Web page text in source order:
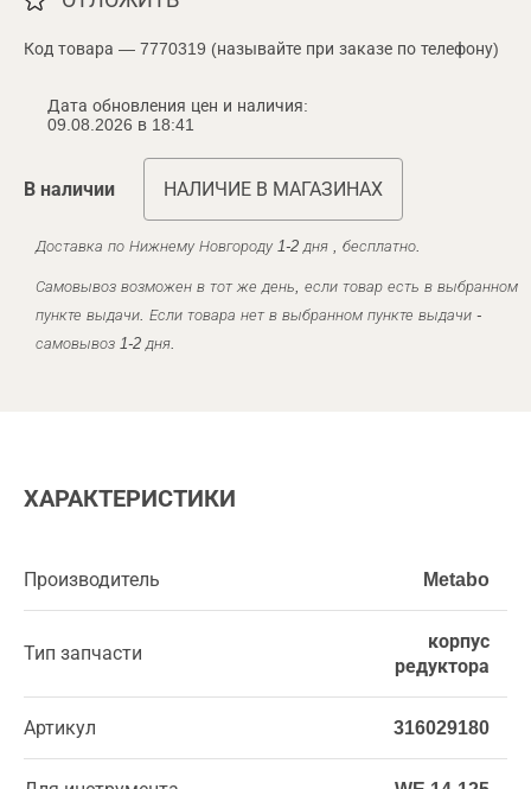
Код товара — 7770319 (называйте при заказе по телефону)
Дата обновления цен и наличия:
09.08.2026 в 18:41
В наличии НАЛИЧИЕ В МАГАЗИНАХ
Доставка по Нижнему Новгороду 1-2 дня , бесплатно.
Самовывоз возможен в тот же день, если товар есть в выбранном
пункте выдачи. Если товара нет в выбранном пункте выдачи -
самовывоз 1-2 дня.
ХАРАКТЕРИСТИКИ
Производитель Metabo
Тип запчасти
корпус
редуктора
Артикул 316029180